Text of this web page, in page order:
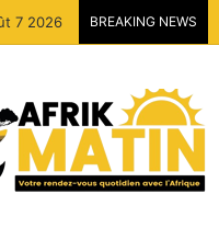
7 2026 BREAKING NEWS